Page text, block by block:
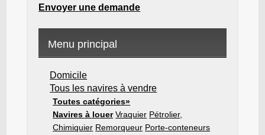
Envoyer une demande
Menu principal
Domicile
Tous les navires à vendre
Toutes catégories»
Navires à louer Vraquier Pétrolier,
Chimiquier Remorqueur Porte-conteneurs